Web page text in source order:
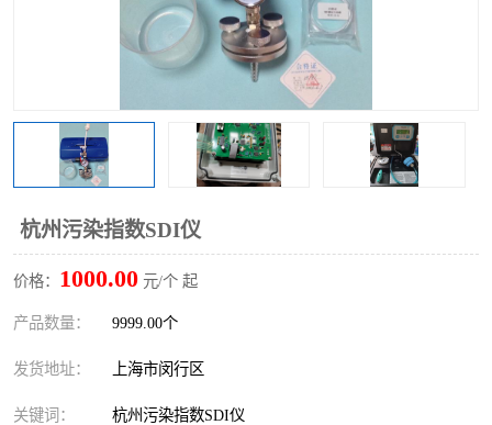
杭州污染指数SDI仪
价格： 1000.00 元/个 起
产品数量： 9999.00个
发货地址： 上海市闵行区
关键词： 杭州污染指数SDI仪